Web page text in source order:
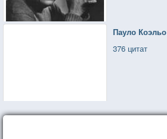
Пауло Коэльо
376 цитат